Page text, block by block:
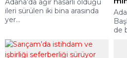
Adana’da ağır hasarlı olduğu
ileri sürülen iki bina arasında
yer...
de